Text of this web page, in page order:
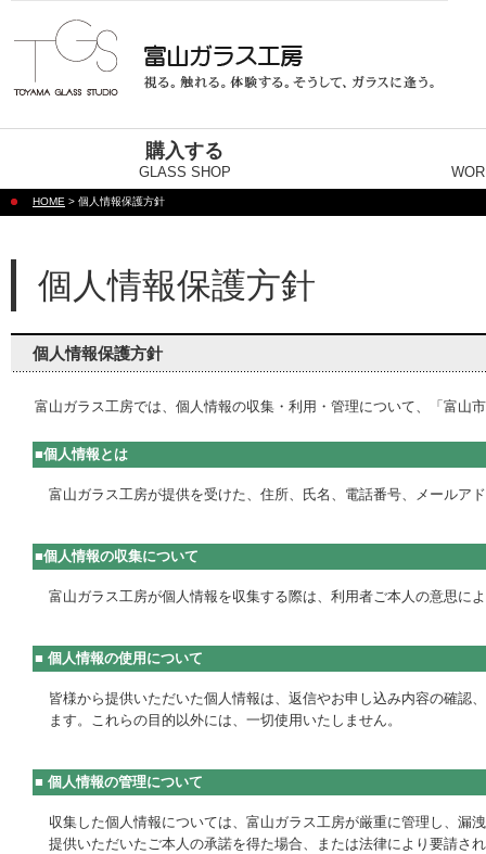
購入する
GLASS SHOP
HOME > 個人情報保護方針
個人情報保護方針
個人情報保護方針
富山ガラス工房では、個人情報の収集・利用・管理について、「富山
■個人情報とは
富山ガラス工房が提供を受けた、住所、氏名、電話番号、メールア
■個人情報の収集について
富山ガラス工房が個人情報を収集する際は、利用者ご本人の意思に
■ 個人情報の使用について
皆様から提供いただいた個人情報は、返信やお申し込み内容の確認
ます。これらの目的以外には、一切使用いたしません。
■ 個人情報の管理について
収集した個人情報については、富山ガラス工房が厳重に管理し、漏
提供いただいたご本人の承諾を得た場合、または法律により要請さ